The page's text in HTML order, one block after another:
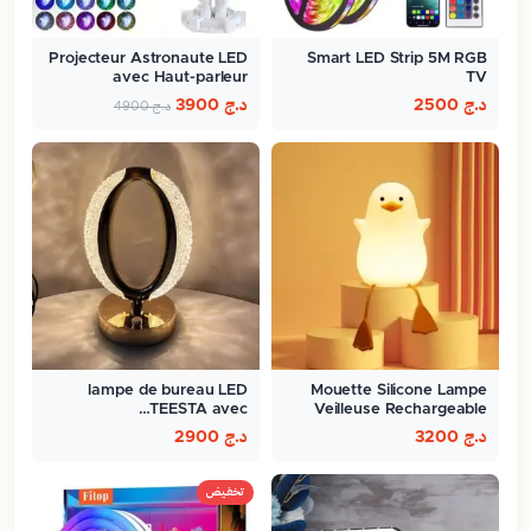
Smart LED Strip 5M RGB
TV
د.ج
Projecteur Astronaute LED
avec Haut-parleur
Bluetooth…
د.ج د.ج4900
Mouette Silicone Lampe
Veilleuse Rechargeable
Pour…
د.ج
lampe de bureau LED
TEESTA avec…
د.ج
تخفيض